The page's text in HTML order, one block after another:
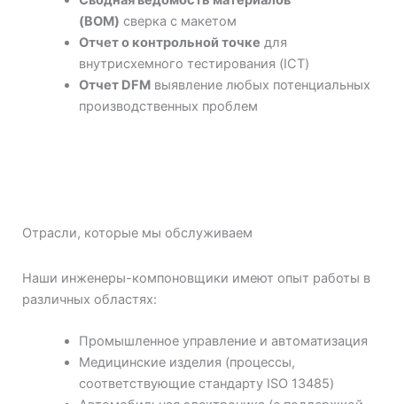
(BOM) сверка с макетом
Отчет о контрольной точке для
внутрисхемного тестирования (ICT)
Отчет DFMвыявление любых потенциальных
производственных проблем
Отрасли, которые мы обслуживаем
Наши инженеры-компоновщики имеют опыт работы в
различных областях:
Промышленное управление и автоматизация
Медицинские изделия (процессы,
соответствующие стандарту ISO 13485)